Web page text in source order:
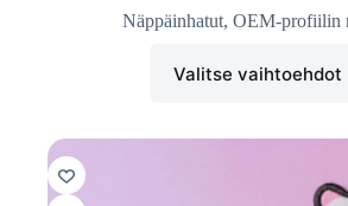
Näppäinhatut, OEM-profiilin
Valitse vaihtoehdot